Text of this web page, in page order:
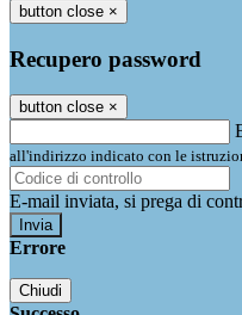
button close ×
Recupero password
button close ×
all'indirizzo indicato con le
E-mail inviata, si prega di
Errore
Chiudi